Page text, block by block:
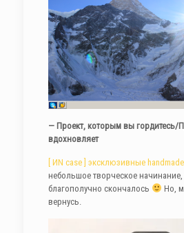
— Проект, которым вы гордитесь/
вдохновляет
[ ИN case ] эксклюзивныеhandmade
небольшое творческое начинание,
благополучно скончалось
Но,
вернусь.